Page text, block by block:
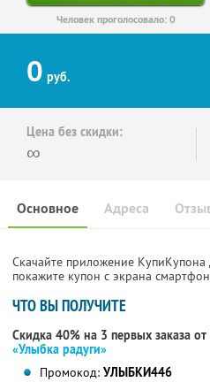
Человек проголосовало: 0
0 руб.
Цена без скидки:
∞
Основное Адреса
Скачайте приложение КупиКупона
покажите купон с экрана
ЧТО ВЫ ПОЛУЧИТЕ
Скидка 40% на 3 первых заказа
«Улыбка радуги»
Промокод: УЛЫБКИ446